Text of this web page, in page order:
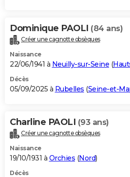
Dominique PAOLI (84 ans)
Créer une cagnotte obsèques
Naissance
22/06/1941 à Neuilly-sur-Seine (
Décès
05/09/2025 à Rubelles (Seine-et-
Charline PAOLI (93 ans)
Créer une cagnotte obsèques
Naissance
19/10/1931 à Orchies (Nord)
Décès